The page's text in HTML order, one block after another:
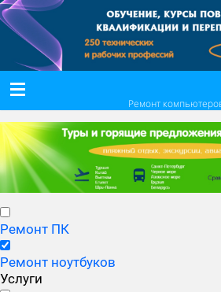
Ремонт
Ремонт ПК
Ремонт ноутбуков
Услуги